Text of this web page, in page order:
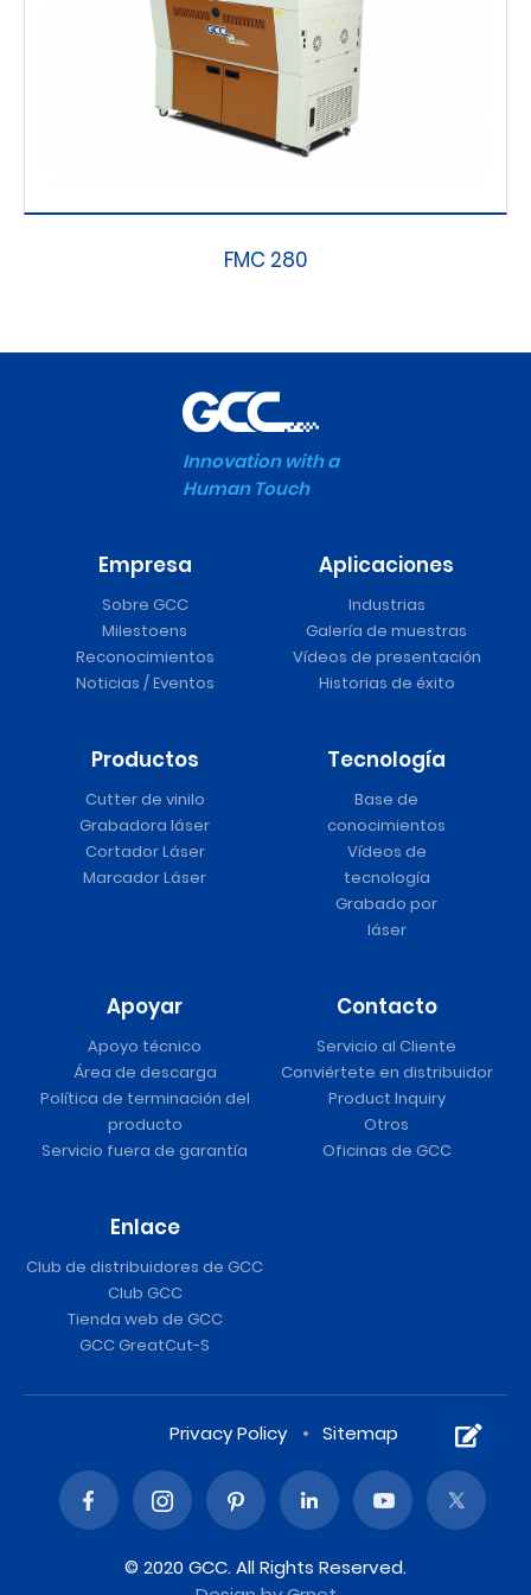
FMC 280
Innovation with a
Human Touch
Empresa
Sobre GCC
Milestoens
Reconocimientos
Noticias / Eventos
Aplicaciones
Industrias
Galería de muestras
Vídeos de presentación
Historias de éxito
Productos
Cutter de vinilo
Grabadora láser
Cortador Láser
Marcador Láser
Tecnología
Base de
conocimientos
Vídeos de
tecnología
Grabado por
láser
Apoyar
Apoyo técnico
Área de descarga
Política de terminación del
producto
Servicio fuera de garantía
Contacto
Servicio al Cliente
Conviértete en distribuidor
Product Inquiry
Otros
Oficinas de GCC
Enlace
Club de distribuidores de GCC
Club GCC
Tienda web de GCC
GCC GreatCut-S
Privacy Policy Sitemap
© 2020 GCC. All Rights Reserved.